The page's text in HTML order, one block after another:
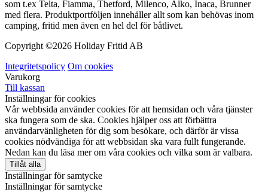
som t.ex Telta, Fiamma, Thetford, Milenco, Alko, Inaca, Brunner
med flera. Produktportföljen innehåller allt som kan behövas inom
camping, fritid men även en hel del för båtlivet.
Copyright ©2026 Holiday Fritid AB
Integritetspolicy Om cookies
Varukorg
Till kassan
Inställningar för cookies
Vår webbsida använder cookies för att hemsidan och våra tjänster
ska fungera som de ska. Cookies hjälper oss att förbättra
användarvänligheten för dig som besökare, och därför är vissa
cookies nödvändiga för att webbsidan ska vara fullt fungerande.
Nedan kan du läsa mer om våra cookies och vilka som är valbara.
Tillåt alla
Inställningar för samtycke
Inställningar för samtycke